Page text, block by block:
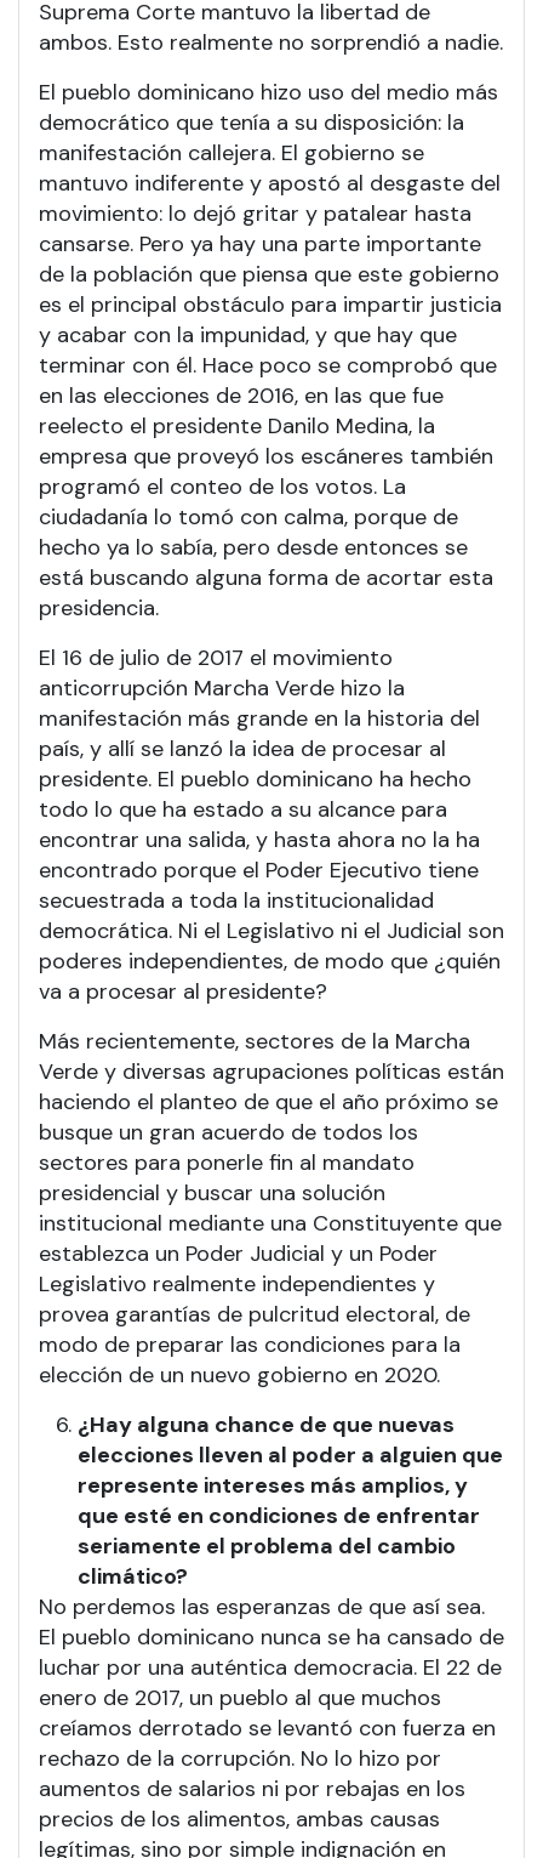
Suprema Corte mantuvo la libertad de
ambos. Esto realmente no sorprendió a nadie.
El pueblo dominicano hizo uso del medio más
democrático que tenía a su disposición: la
manifestación callejera. El gobierno se
mantuvo indiferente y apostó al desgaste del
movimiento: lo dejó gritar y patalear hasta
cansarse. Pero ya hay una parte importante
de la población que piensa que este gobierno
es el principal obstáculo para impartir justicia
y acabar con la impunidad, y que hay que
terminar con él. Hace poco se comprobó que
en las elecciones de 2016, en las que fue
reelecto el presidente Danilo Medina, la
empresa que proveyó los escáneres también
programó el conteo de los votos. La
ciudadanía lo tomó con calma, porque de
hecho ya lo sabía, pero desde entonces se
está buscando alguna forma de acortar esta
presidencia.
El 16 de julio de 2017 el movimiento
anticorrupción Marcha Verde hizo la
manifestación más grande en la historia del
país, y allí se lanzó la idea de procesar al
presidente. El pueblo dominicano ha hecho
todo lo que ha estado a su alcance para
encontrar una salida, y hasta ahora no la ha
encontrado porque el Poder Ejecutivo tiene
secuestrada a toda la institucionalidad
democrática. Ni el Legislativo ni el Judicial son
poderes independientes, de modo que ¿quién
va a procesar al presidente?
Más recientemente, sectores de la Marcha
Verde y diversas agrupaciones políticas están
haciendo el planteo de que el año próximo se
busque un gran acuerdo de todos los
sectores para ponerle fin al mandato
presidencial y buscar una solución
institucional mediante una Constituyente que
establezca un Poder Judicial y un Poder
Legislativo realmente independientes y
provea garantías de pulcritud electoral, de
modo de preparar las condiciones para la
elección de un nuevo gobierno en 2020.
¿Hay alguna chance de que nuevas
elecciones lleven al poder a alguien que
represente intereses más amplios, y
que esté en condiciones de enfrentar
seriamente el problema del cambio
climático?
No perdemos las esperanzas de que así sea.
El pueblo dominicano nunca se ha cansado de
luchar por una auténtica democracia. El 22 de
enero de 2017, un pueblo al que muchos
creíamos derrotado se levantó con fuerza en
rechazo de la corrupción. No lo hizo por
aumentos de salarios ni por rebajas en los
precios de los alimentos, ambas causas
legítimas, sino por simple indignación en